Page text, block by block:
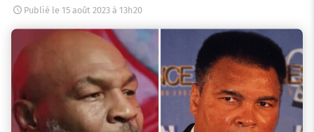
Publié le 15 août 2023 à 13h20